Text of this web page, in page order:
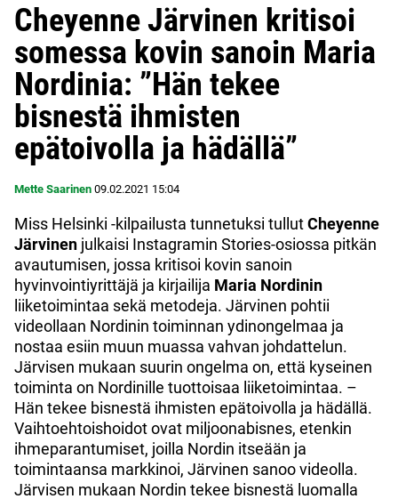
Cheyenne Järvinen kritisoi
somessa kovin sanoin Maria
Nordinia: ”Hän tekee
bisnestä ihmisten
epätoivolla ja hädällä”
Mette Saarinen 09.02.2021 15:04
Miss Helsinki -kilpailusta tunnetuksi tullutCheyenne
Järvinen julkaisi Instagramin Stories-osiossa pitkän
avautumisen, jossa kritisoi kovin sanoin
hyvinvointiyrittäjä ja kirjailija Maria Nordinin
liiketoimintaa sekä metodeja. Järvinen pohtii
videollaan Nordinin toiminnan ydinongelmaa ja
nostaa esiin muun muassa vahvan johdattelun.
Järvisen mukaan suurin ongelma on, että kyseinen
toiminta on Nordinille tuottoisaa liiketoimintaa. –
Hän tekee bisnestä ihmisten epätoivolla ja hädällä.
Vaihtoehtoishoidot ovat miljoonabisnes, etenkin
ihmeparantumiset, joilla Nordin itseään ja
toimintaansa markkinoi, Järvinen sanoo videolla.
Järvisen mukaan Nordin tekee bisnestä luomalla